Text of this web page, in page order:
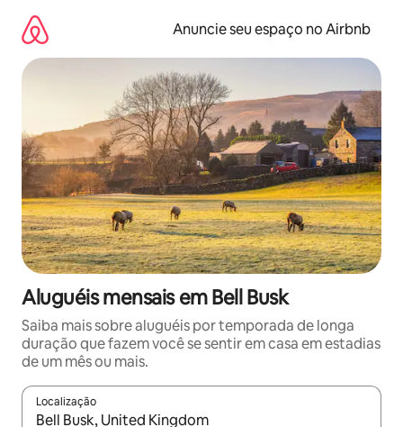
para
conteúdo
Anuncie seu espaço no Airbnb
Aluguéis mensais em Bell Busk
Saiba mais sobre aluguéis por temporada de longa
duração que fazem você se sentir em casa em estadias
de um mês ou mais.
Localização
Quando os resultados estiverem disponíveis, explore-os